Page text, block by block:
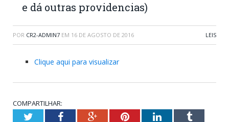
e dá outras providencias)
POR CR2-ADMIN7 EM 16 DE AGOSTO DE 2016 LEIS
Clique aqui para visualizar
COMPARTILHAR:
TwitterFacebookGoogle+PinterestLinkedInTumblr